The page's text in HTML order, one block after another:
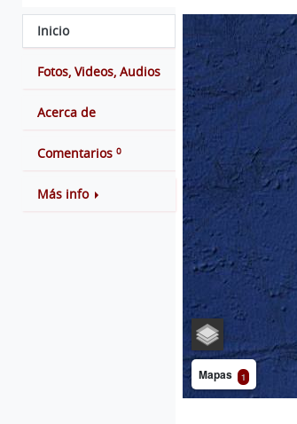
Inicio
Fotos, Videos, Audios
Acerca de
Comentarios 0
Más info
Mapas 1